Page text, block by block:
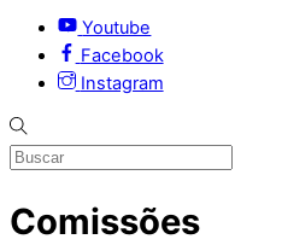
Youtube
Facebook
Instagram
Comissões